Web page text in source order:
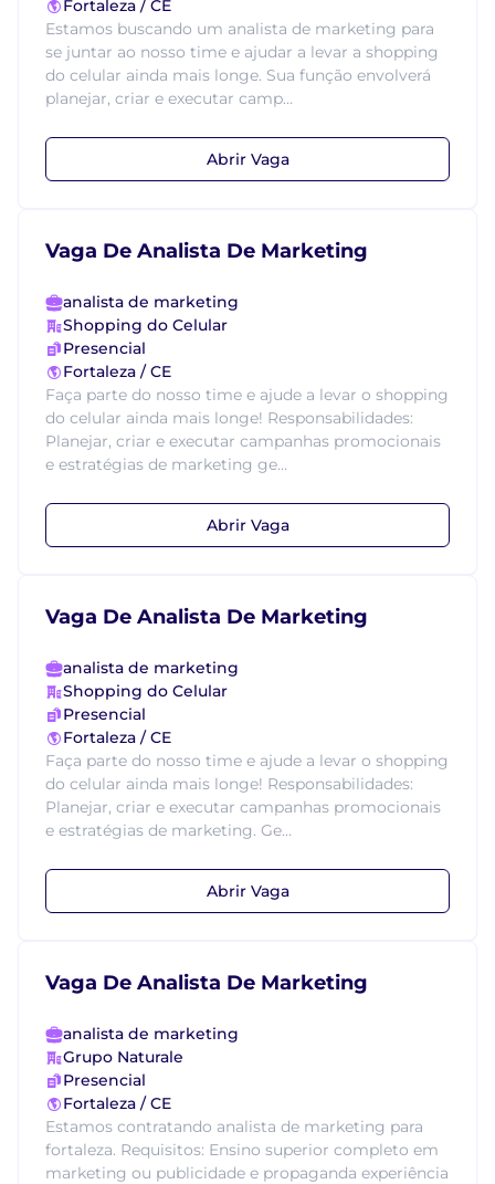
Fortaleza / CE
Estamos buscando um analista de marketing para
se juntar ao nosso time e ajudar a levar a shopping
do celular ainda mais longe. Sua função envolverá
planejar, criar e executar camp...
Abrir Vaga
Vaga De Analista De Marketing
analista de marketing
Shopping do Celular
Presencial
Fortaleza / CE
Faça parte do nosso time e ajude a levar o shopping
do celular ainda mais longe! Responsabilidades:
Planejar, criar e executar campanhas promocionais
e estratégias de marketing ge...
Abrir Vaga
Vaga De Analista De Marketing
analista de marketing
Shopping do Celular
Presencial
Fortaleza / CE
Faça parte do nosso time e ajude a levar o shopping
do celular ainda mais longe! Responsabilidades:
Planejar, criar e executar campanhas promocionais
e estratégias de marketing. Ge...
Abrir Vaga
Vaga De Analista De Marketing
analista de marketing
Grupo Naturale
Presencial
Fortaleza / CE
Estamos contratando analista de marketing para
fortaleza. Requisitos: Ensino superior completo em
marketing ou publicidade e propaganda experiência